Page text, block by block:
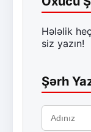
Hələlik
siz yazın!
Şərh